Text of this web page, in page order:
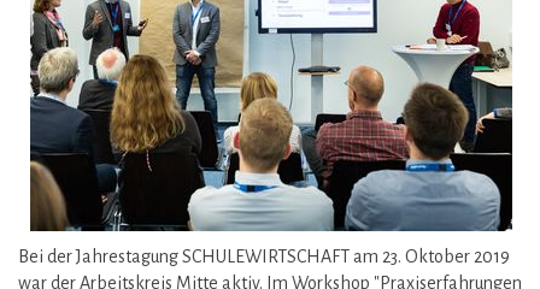
Bei der Jahrestagung SCHULEWIRTSCHAFT am 23. Oktober 2019
war der Arbeitskreis Mitte aktiv. Im Workshop "Praxiserfahrungen